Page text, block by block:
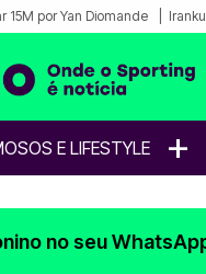
15M por Yan Diomande
E LIFESTYLE +
no seu